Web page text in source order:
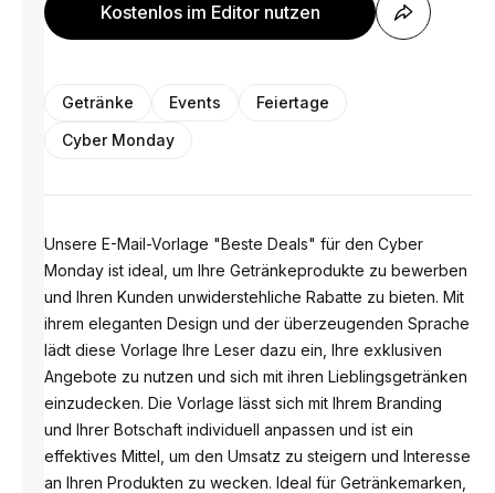
Kostenlos im Editor nutzen
Getränke Events
Feiertage
Cyber Monday
Unsere E-Mail-Vorlage "Beste Deals" für den Cyber ​​
Monday ist ideal, um Ihre Getränkeprodukte zu bewerben
und Ihren Kunden unwiderstehliche Rabatte zu bieten. Mit
ihrem eleganten Design und der überzeugenden Sprache
lädt diese Vorlage Ihre Leser dazu ein, Ihre exklusiven
Angebote zu nutzen und sich mit ihren Lieblingsgetränken
einzudecken. Die Vorlage lässt sich mit Ihrem Branding
und Ihrer Botschaft individuell anpassen und ist ein
effektives Mittel, um den Umsatz zu steigern und Interesse
an Ihren Produkten zu wecken. Ideal für Getränkemarken,